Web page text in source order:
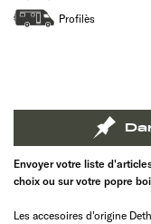
Profilès
Envoyer votre liste
choix ou sur votre popre
Les accesoires d'origine